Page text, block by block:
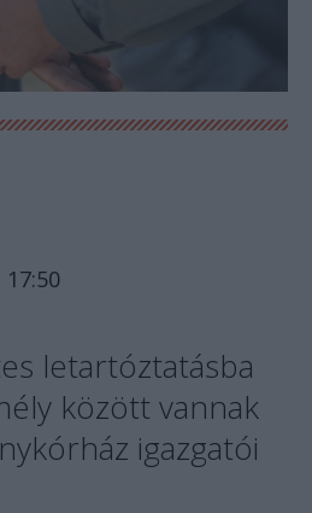
letartóztatásba
között vannak
igazgatói